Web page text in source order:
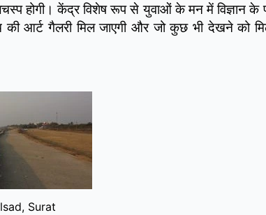
होगी। केंद्र विशेष रूप से युवाओं के मन में विज्ञान के
की आर्ट गैलरी मिल जाएगी और जो कुछ भी देखने को
Surat